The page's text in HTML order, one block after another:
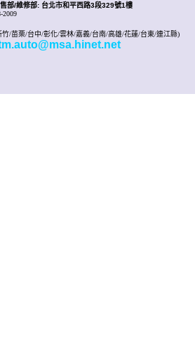
部/維修部: 台北市和平西路3段329號1樓
2009
竹/苗栗/台中/彰化/雲林/嘉義/台南/高雄/花蓮/台東/連江縣)